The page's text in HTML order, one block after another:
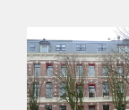
badkamer en een
station Haarlem
woning. De
Den Haag zijn